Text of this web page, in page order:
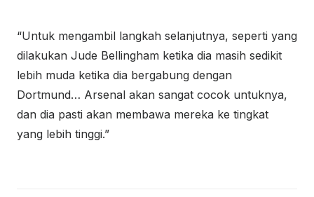
“Untuk mengambil langkah selanjutnya, seperti yang
dilakukan Jude Bellingham ketika dia masih sedikit
lebih muda ketika dia bergabung dengan
Dortmund… Arsenal akan sangat cocok untuknya,
dan dia pasti akan membawa mereka ke tingkat
yang lebih tinggi.”